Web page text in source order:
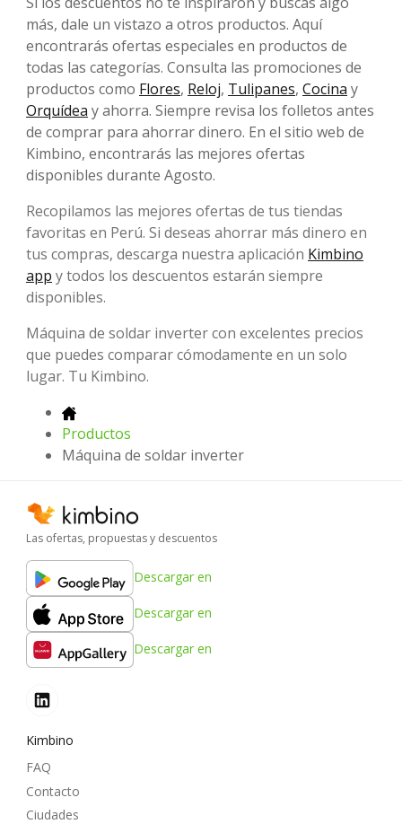
más, dale un vistazo a otros productos. Aquí
encontrarás ofertas especiales en productos de
todas las categorías. Consulta las promociones de
productos como Flores, Reloj, Tulipanes, Cocina y
Orquídea y ahorra. Siempre revisa los folletos antes
de comprar para ahorrar dinero. En el sitio web de
Kimbino, encontrarás las mejores ofertas
disponibles durante Agosto.
Recopilamos las mejores ofertas de tus tiendas
favoritas en Perú. Si deseas ahorrar más dinero en
tus compras, descarga nuestra aplicación Kimbino
app y todos los descuentos estarán siempre
disponibles.
Máquina de soldar inverter con excelentes precios
que puedes comparar cómodamente en un solo
lugar. Tu Kimbino.
Productos
Máquina de soldar inverter
Las ofertas, propuestas y descuentos
Descargar en
Descargar en
Descargar en
Kimbino
FAQ
Contacto
Ciudades